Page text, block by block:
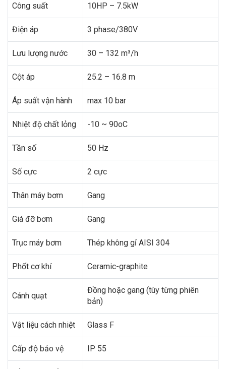
Công suất 10HP – 7.5kW
Điện áp 3 phase/380V
Lưu lượng nước 30 – 132 m³/h
Cột áp 25.2 – 16.8 m
Áp suất vận hành max 10 bar
Nhiệt độ chất lỏng -10 ~ 90oC
Tần số 50 Hz
Số cực 2 cực
Thân máy bơm Gang
Giá đỡ bơm Gang
Trục máy bơm Thép không gỉ AISI 304
Phốt cơ khí Ceramic-graphite
Cánh quạt
Đồng hoặc gang (tùy từng phiên
bản)
Vật liệu cách nhiệt Glass F
Cấp độ bảo vệ IP 55